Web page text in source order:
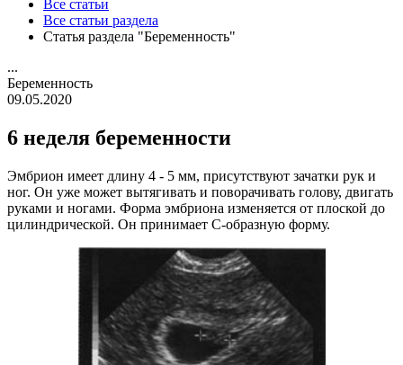
Все статьи
Все статьи раздела
Статья раздела "Беременность"
...
Беременность
09.05.2020
6 неделя беременности
Эмбрион имеет длину 4 - 5 мм, присутствуют зачатки рук и
ног. Он уже может вытягивать и поворачивать голову, двигать
руками и ногами. Форма эмбриона изменяется от плоской до
цилиндрической. Он принимает С-образную форму.